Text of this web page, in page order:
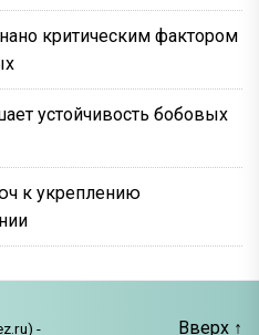
критическим фактором
устойчивость бобовых
к укреплению
- Вверх ↑